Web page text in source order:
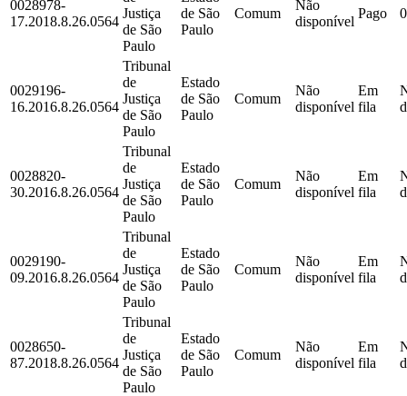
0028978-
17.2018.8.26.0564
Justiça
de São
Paulo
de São
Paulo
Comum
Não
disponível
Pago
0029196-
16.2016.8.26.0564
Tribunal
de
Justiça
de São
Paulo
Estado
de São
Paulo
Comum
Não
disponível
Em
fila
0028820-
30.2016.8.26.0564
Tribunal
de
Justiça
de São
Paulo
Estado
de São
Paulo
Comum
Não
disponível
Em
fila
0029190-
09.2016.8.26.0564
Tribunal
de
Justiça
de São
Paulo
Estado
de São
Paulo
Comum
Não
disponível
Em
fila
0028650-
87.2018.8.26.0564
Tribunal
de
Justiça
de São
Paulo
Estado
de São
Paulo
Comum
Não
disponível
Em
fila